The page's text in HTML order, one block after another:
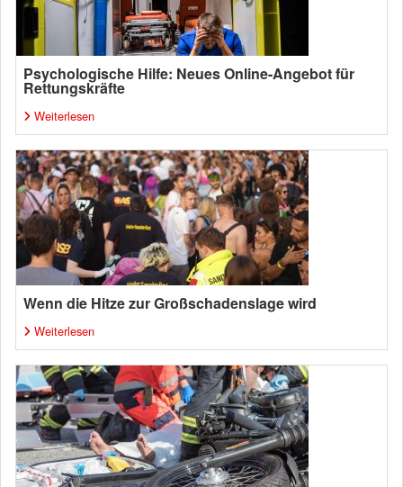
Psychologische Hilfe: Neues Online-Angebot für
Rettungskräfte
Weiterlesen
Wenn die Hitze zur Großschadenslage wird
Weiterlesen